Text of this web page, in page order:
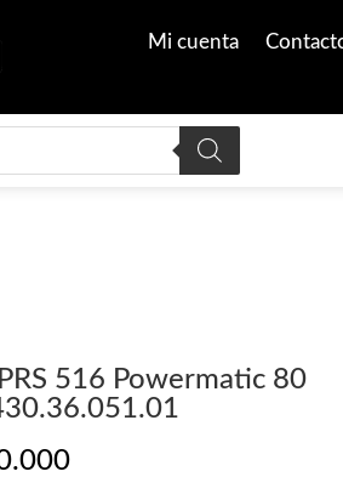
Mi cuenta
516 Powermatic 80